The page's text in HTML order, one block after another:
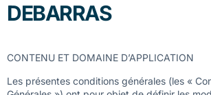
DEBARRAS
CONTENU ET DOMAINE D’APPLICATION
Les présentes conditions générales (les «